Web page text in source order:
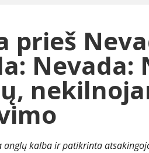
prieš
Nevada:
anglų kalba ir patikrinta